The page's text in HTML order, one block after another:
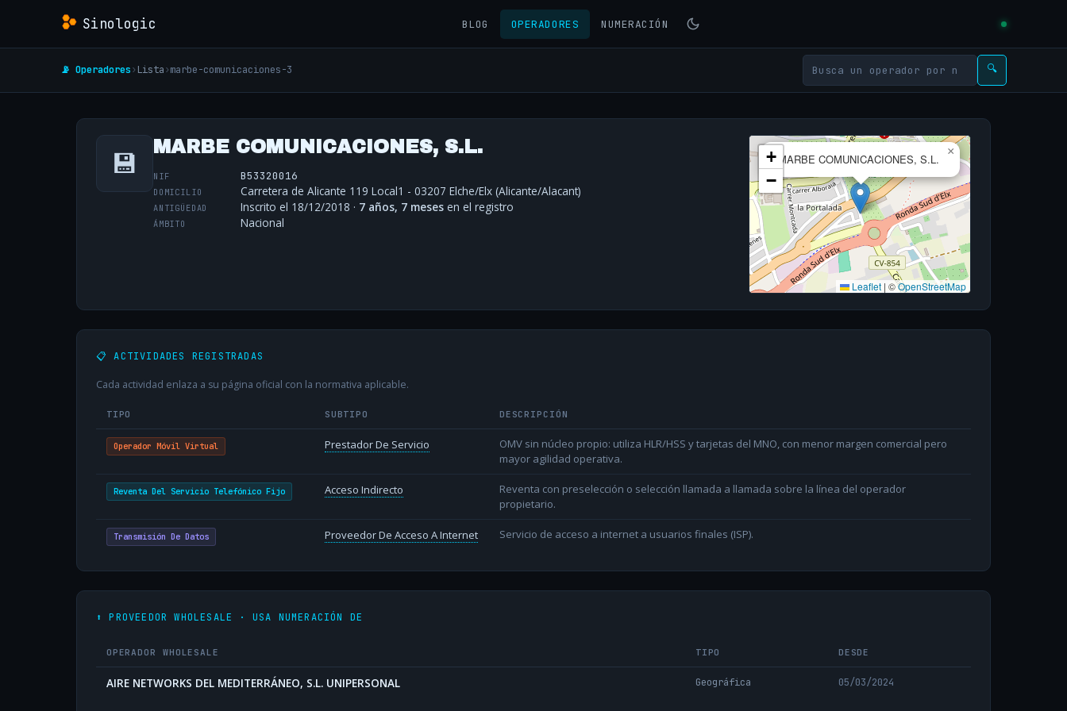
Sinologic BLOG OPERADORES NUMERACIÓN
📡 Operadores› Lista›marbe-comunicaciones-3 🔍
💾 MARBE COMUNICACIONES, S.L.
NIF B53320016
DOMICILIO Carretera de Alicante 119 Local1 - 03207 Elche/Elx (Alicante/Alacant)
ANTIGÜEDAD Inscrito el 18/12/2018 · 7 años, 7 meses en el registro
ÁMBITO Nacional
MARBE COMUNICACIONES, S.L.
×
+
−
Leaflet | ©OpenStreetMap
📋 ACTIVIDADES REGISTRADAS
Cada actividad enlaza a su página oficial con la normativa aplicable.
TIPO SUBTIPO DESCRIPCIÓN
Operador Móvil Virtual Prestador De Servicio
OMV sin núcleo propio: utiliza HLR/HSS y tarjetas del MNO, con menor margen comercial pero
mayor agilidad operativa.
Reventa Del Servicio Telefónico Fijo Acceso Indirecto
Reventa con preselección o selección llamada a llamada sobre la línea del operador
propietario.
Transmisión De Datos Proveedor De Acceso A Internet Servicio de acceso a internet a usuarios finales (ISP).
⬆️ PROVEEDOR WHOLESALE · USA NUMERACIÓN DE
OPERADOR WHOLESALE TIPO DESDE
AIRE NETWORKS DEL MEDITERRÁNEO, S.L. UNIPERSONAL Geográfica 05/03/2024